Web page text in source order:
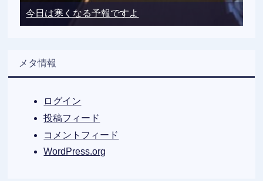
今日は寒くなる予報ですよ
メタ情報
ログイン
投稿フィード
コメントフィード
WordPress.org